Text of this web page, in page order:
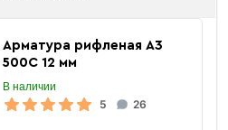
Арматура рифленая А3
500С 12 мм
В наличии
5 26